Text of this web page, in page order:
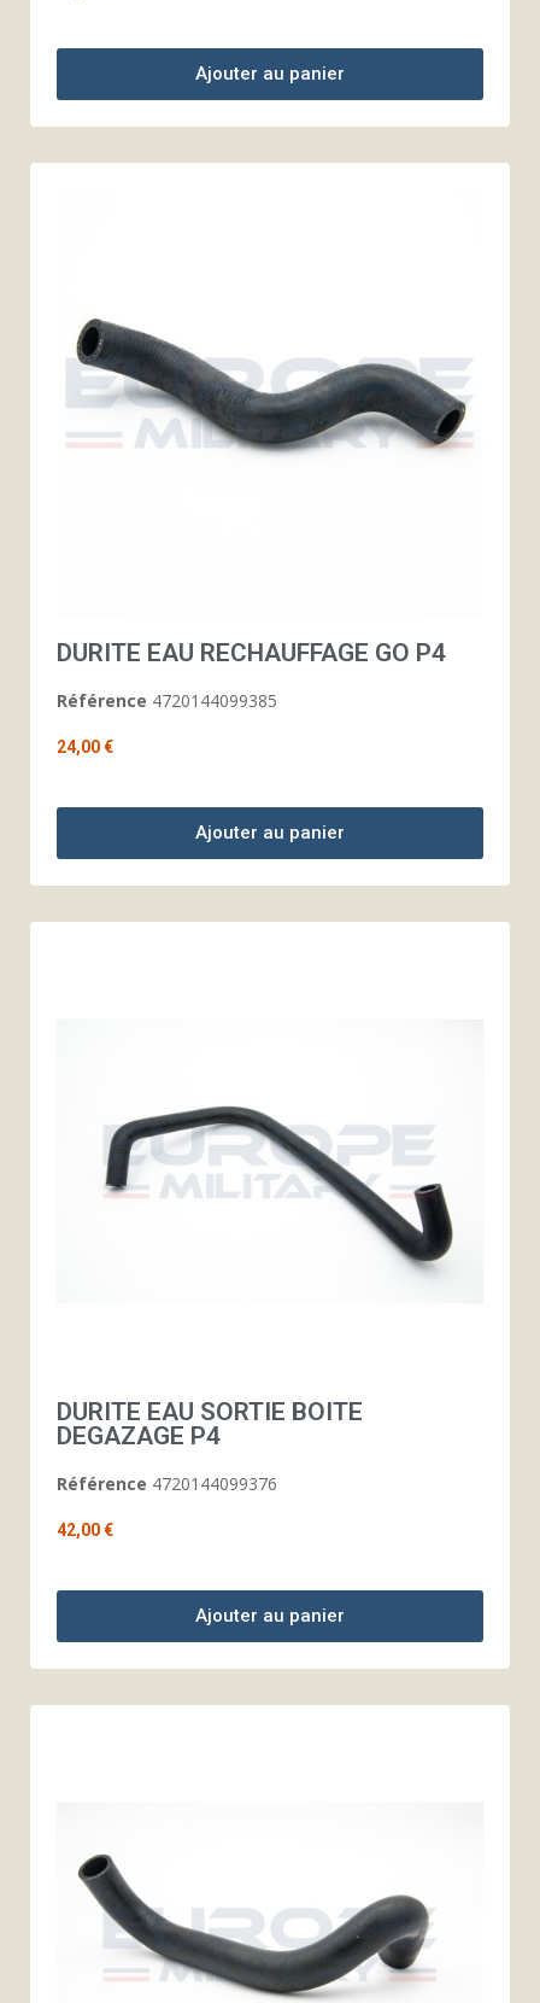
Ajouter au panier
DURITE EAU RECHAUFFAGE GO P4
Référence 4720144099385
24,00 €
Ajouter au panier
DURITE EAU SORTIE BOITE
DEGAZAGE P4
Référence 4720144099376
42,00 €
Ajouter au panier